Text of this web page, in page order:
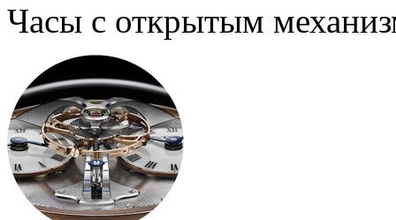
Часы с открытым